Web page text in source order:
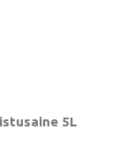
5L